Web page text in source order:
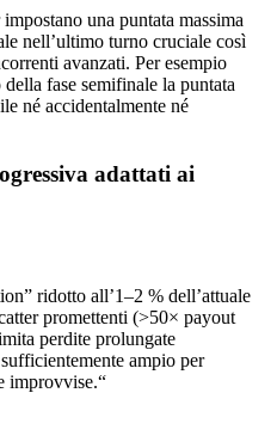
una puntata massima
nell’ultimo turno cruciale così
avanzati. Per esempio
fase semifinale la puntata
né accidentalmente né
adattati ai
ridotto all’1–2 % dell’attuale
promettenti (>50× payout
perdite prolungate
ampio per
improvvise.“